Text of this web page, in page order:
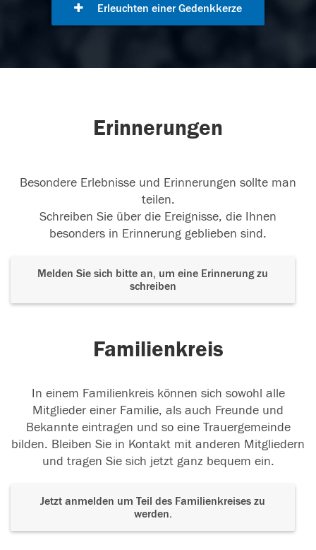
Erleuchten einer Gedenkkerze
Erinnerungen
Besondere Erlebnisse und Erinnerungen sollte man
teilen.
Schreiben Sie über die Ereignisse, die Ihnen
besonders in Erinnerung geblieben sind.
Melden Sie sich bitte an, um eine Erinnerung zu
schreiben
Familienkreis
In einem Familienkreis können sich sowohl alle
Mitglieder einer Familie, als auch Freunde und
Bekannte eintragen und so eine Trauergemeinde
bilden. Bleiben Sie in Kontakt mit anderen Mitgliedern
und tragen Sie sich jetzt ganz bequem ein.
Jetzt anmelden um Teil des Familienkreises zu
werden.